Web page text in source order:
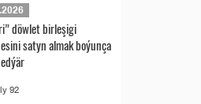
döwlet birleşigi
satyn almak boýunça
92